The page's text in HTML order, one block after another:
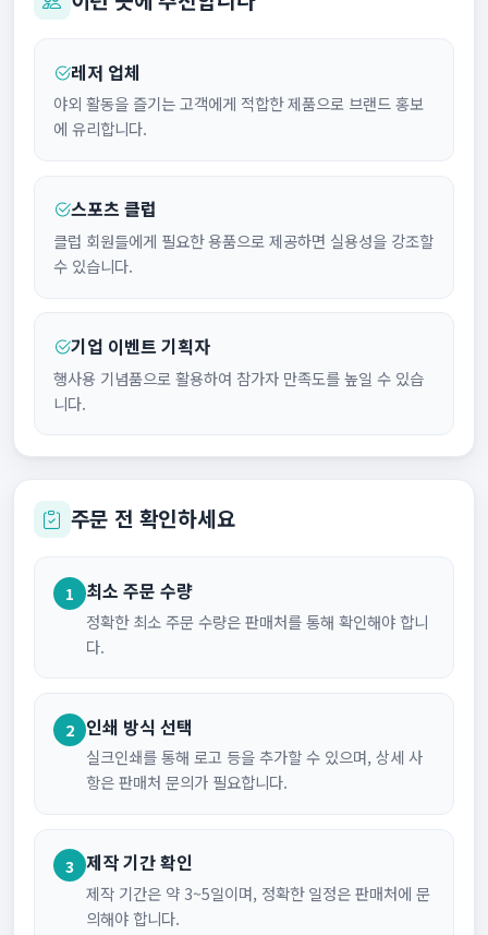
레저 업체
야외 활동을 즐기는 고객에게 적합한 제품으로 브랜드 홍보
에 유리합니다.
스포츠 클럽
클럽 회원들에게 필요한 용품으로 제공하면 실용성을 강조할
수 있습니다.
기업 이벤트 기획자
행사용 기념품으로 활용하여 참가자 만족도를 높일 수 있습
니다.
주문 전 확인하세요
1 최소 주문 수량
정확한 최소 주문 수량은 판매처를 통해 확인해야 합니
다.
2 인쇄 방식 선택
실크인쇄를 통해 로고 등을 추가할 수 있으며, 상세 사
항은 판매처 문의가 필요합니다.
3 제작 기간 확인
제작 기간은 약 3~5일이며, 정확한 일정은 판매처에 문
의해야 합니다.